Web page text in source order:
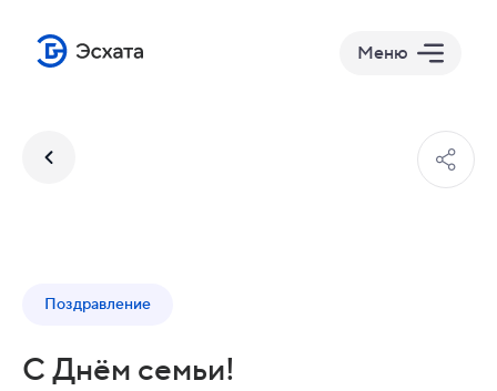
Меню
Поздравление
С Днём семьи!